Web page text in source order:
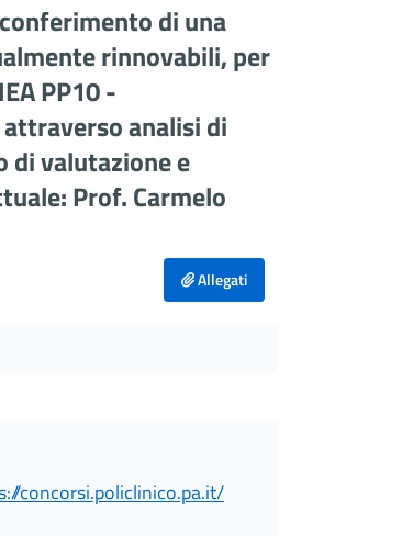
di una
rinnovabili, per
PP10 -
analisi di
valutazione e
Prof. Carmelo
Allegati
concorsi.policlinico.pa.it/